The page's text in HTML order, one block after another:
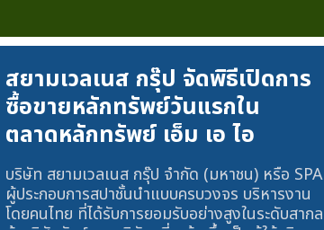
สยามเวลเนส กรุ๊ป จัดพิธีเปิดการ
ซื้อขายหลักทรัพย์วันแรกใน
ตลาดหลักทรัพย์ เอ็ม เอ ไอ
บริษัท สยามเวลเนส กรุ๊ป จำกัด (มหาชน) หรือ SPA
ผู้ประกอบการสปาชั้นนำแบบครบวงจร บริหารงาน
โดยคนไทย ที่ได้รับการยอมรับอย่างสูงในระดับสากล